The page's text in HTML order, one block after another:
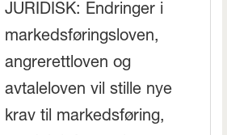
JURIDISK: Endringer i
markedsføringsloven,
angrerettloven og
avtaleloven vil stille nye
krav til markedsføring,